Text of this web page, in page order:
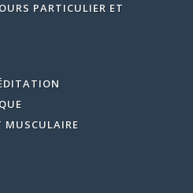
PARTICULIER ET
MUSCULAIRE